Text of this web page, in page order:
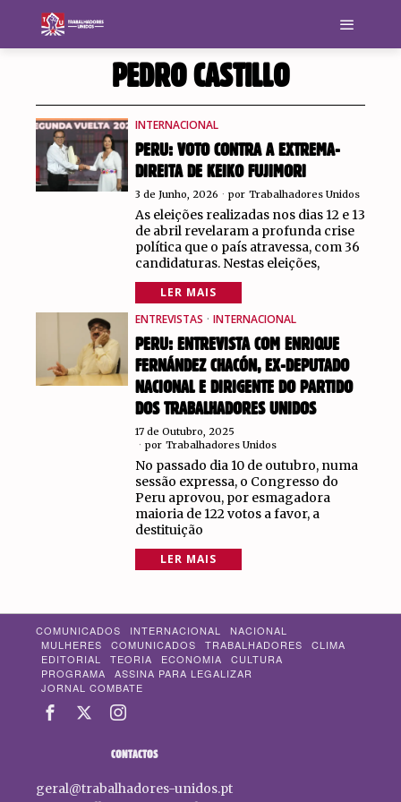
PEDRO CASTILLO
INTERNACIONAL
PERU: VOTO CONTRA A EXTREMA-
DIREITA DE KEIKO FUJIMORI
3 de Junho, 2026 por Trabalhadores Unidos
As eleições realizadas nos dias 12 e 13
de abril revelaram a profunda crise
política que o país atravessa, com 36
candidaturas. Nestas eleições,
LER MAIS
ENTREVISTAS · INTERNACIONAL
PERU: ENTREVISTA COM ENRIQUE
FERNÁNDEZ CHACÓN, EX-DEPUTADO
NACIONAL E DIRIGENTE DO PARTIDO
DOS TRABALHADORES UNIDOS
17 de Outubro, 2025
por Trabalhadores Unidos
No passado dia 10 de outubro, numa
sessão expressa, o Congresso do
Peru aprovou, por esmagadora
maioria de 122 votos a favor, a
destituição
LER MAIS
COMUNICADOS INTERNACIONAL
NACIONAL
MULHERES
COMUNICADOS TRABALHADORES
CLIMA
EDITORIAL
TEORIA ECONOMIA
CULTURA
PROGRAMA
ASSINA PARA LEGALIZAR
JORNAL COMBATE
CONTACTOS
geral@trabalhadores-unidos.pt